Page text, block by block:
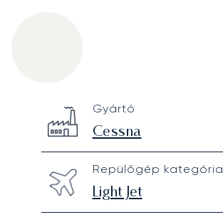
Technical specifications
Gyártó
Cessna
Repülőgép kategória
Light Jet